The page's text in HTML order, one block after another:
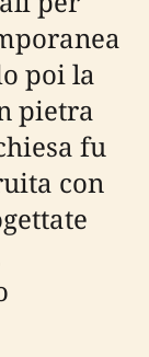
poi la
pietra
fu
con